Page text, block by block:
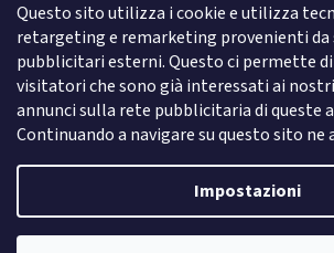
Questo sito utilizza i cookie e utilizza
retargeting e remarketing provenienti da
pubblicitari esterni. Questo ci permette
visitatori che sono già interessati ai
annunci sulla rete pubblicitaria di queste
Continuando a navigare su questo sito
Impostazioni
Accesso con
Accesso con
Copyright 2026DENATO. Tutti i diritti